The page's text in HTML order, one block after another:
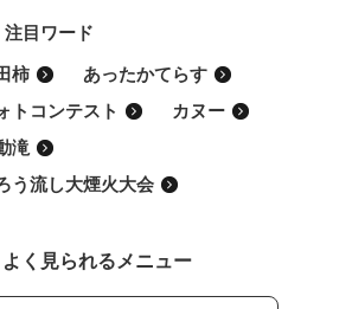
注目ワード
柿
あったかてらす
トコンテスト
カヌー
滝
う流し大煙火大会
よく見られるメニュー